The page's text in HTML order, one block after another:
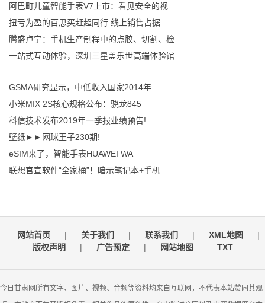
阿巴町儿童智能手表V7上市：看见安全的视
扭亏为盈的百思买赶超同行 线上销售占据
腾盛卢宁：手机生产制程中的点胶、切割、检
一站式互动体验，深圳三星盖乐世高端体验馆
GSMA研究显示，中低收入国家2014年
小米MIX 2S核心规格公布：骁龙845
科信技术发布2019年一季报业绩预告!
壁纸►►网球王子230期!
eSIM来了，智能手表HUAWEI WA
联想官宣软件“全家桶”！暗示笔记本+手机
网站首页 | 关于我们 | 联系我们 | XML地图
|
版权声明
| 广告预定 | 网站地图 TXT
今日甘肃网所有文字、图片、视频、音频等资料均来自互联网，不代表本站赞同其观